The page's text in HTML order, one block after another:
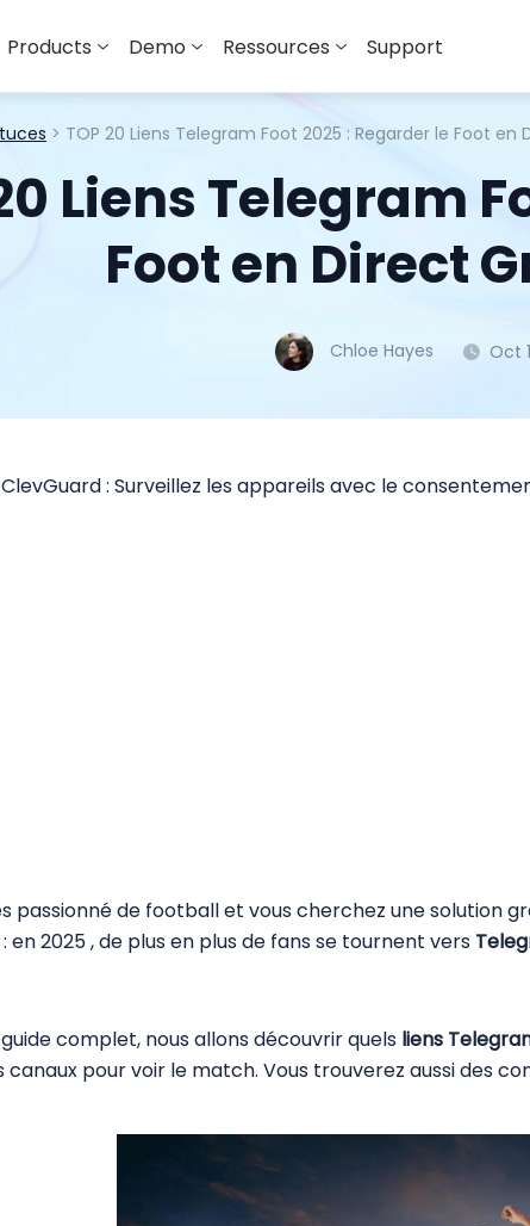
Products Demo Ressources Support
> TOP 20 Liens Telegram Foot 2025 : Regarder le Foot
Liens Telegram
Foot en Direct
Chloe Hayes Oct
: Surveillez les appareils avec le
passionné de football et vous cherchez une solution
en 2025 , de plus en plus de fans se tournent vers
complet, nous allons découvrir quels liens
canaux pour voir le match. Vous trouverez aussi des